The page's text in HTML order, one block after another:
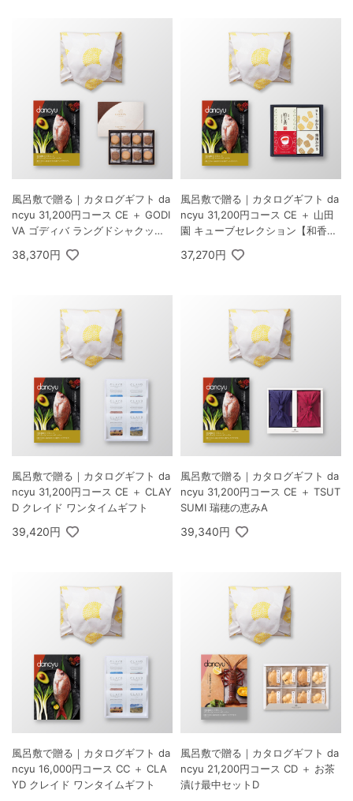
風呂敷で贈る｜カタログギフト da
ncyu 31,200円コース CE ＋ GODI
VA ゴディバ ラングドシャクッキ
38,370円
風呂敷で贈る｜カタログギフト da
ncyu 31,200円コース CE ＋ 山田
園 キューブセレクション【和香房
37,270円
風呂敷で贈る｜カタログギフト da
ncyu 31,200円コース CE ＋ CLAY
D クレイド ワンタイムギフト
39,420円
風呂敷で贈る｜カタログギフト da
ncyu 31,200円コース CE ＋ TSUT
SUMI 瑞穂の恵みA
39,340円
風呂敷で贈る｜カタログギフト da
ncyu 16,000円コース CC ＋ CLA
YD クレイド ワンタイムギフト
風呂敷で贈る｜カタログギフト da
ncyu 21,200円コース CD ＋ お茶
漬け最中セットD